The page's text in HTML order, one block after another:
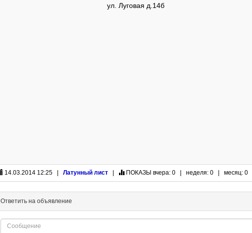
ул. Луговая д.14б
14.03.2014 12:25 | Латунный лист | ПОКАЗЫ вчера: 0 | неделя: 0 | месяц: 0
Ответить на объявление